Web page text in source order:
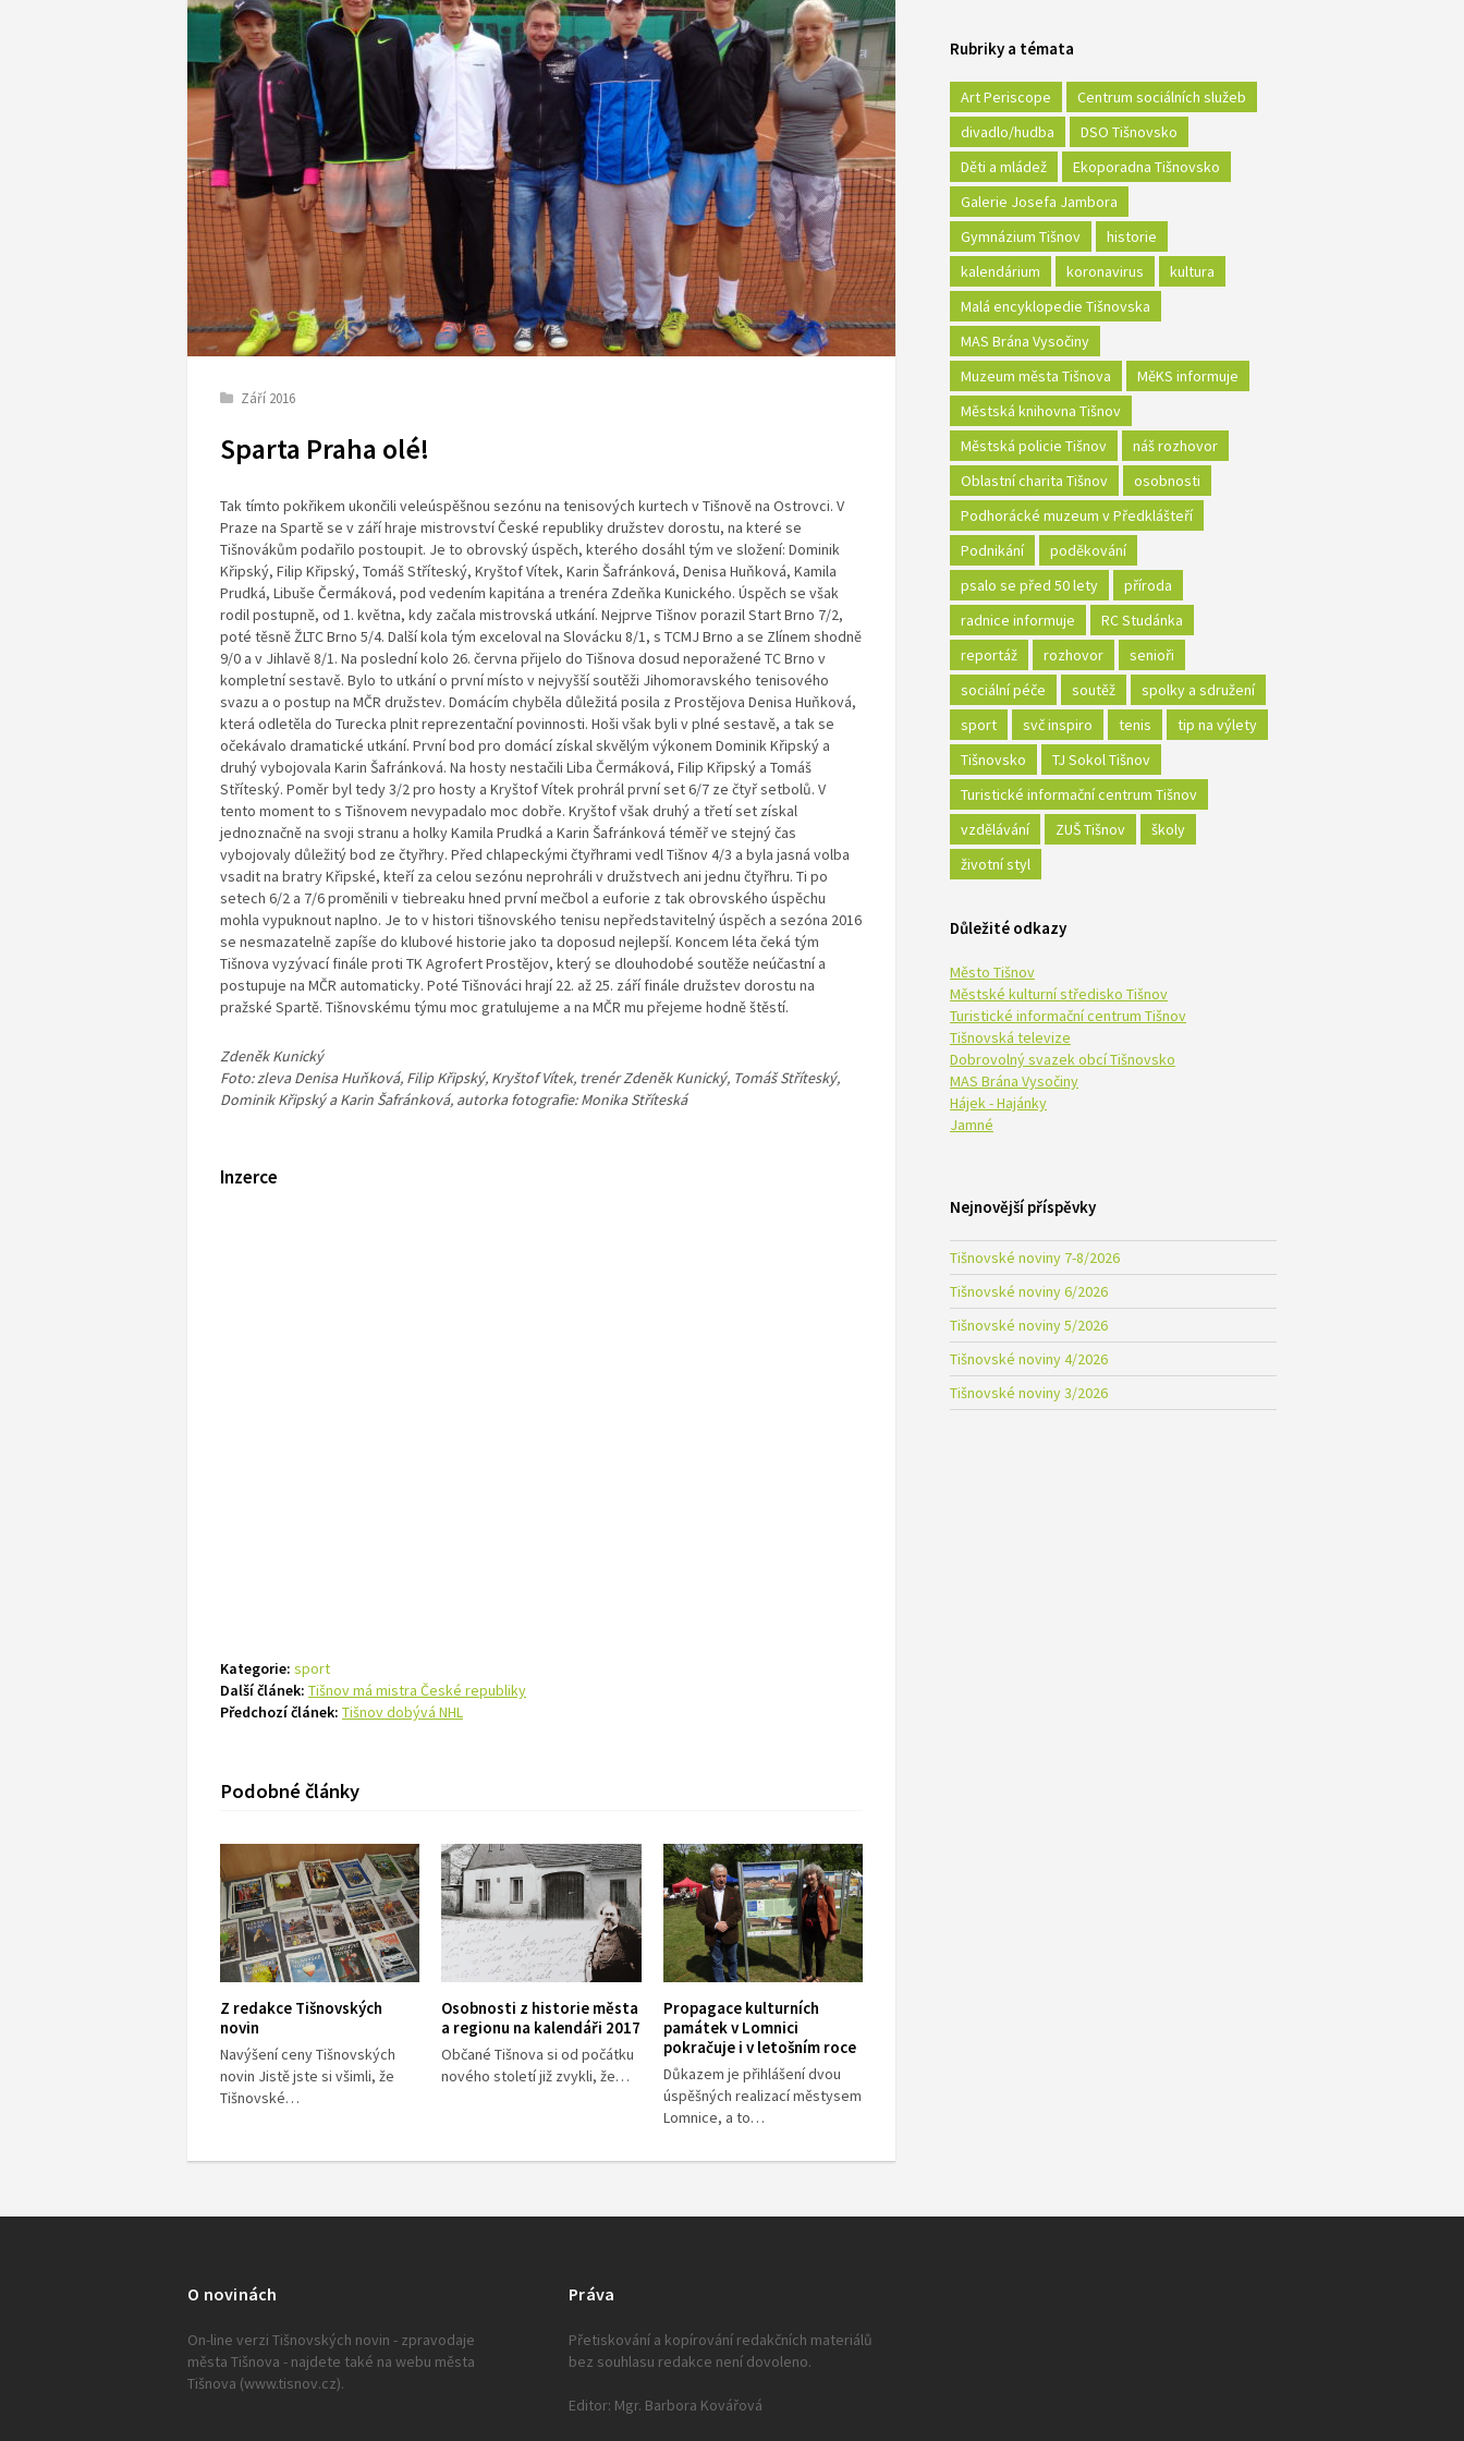
Září 2016
Sparta Praha olé!
Tak tímto pokřikem ukončili veleúspěšnou sezónu na tenisových kurtech v Tišnově na Ostrovci. V
Praze na Spartě se v září hraje mistrovství České republiky družstev dorostu, na které se
Tišnovákům podařilo postoupit. Je to obrovský úspěch, kterého dosáhl tým ve složení: Dominik
Křipský, Filip Křipský, Tomáš Stříteský, Kryštof Vítek, Karin Šafránková, Denisa Huňková, Kamila
Prudká, Libuše Čermáková, pod vedením kapitána a trenéra Zdeňka Kunického. Úspěch se však
rodil postupně, od 1. května, kdy začala mistrovská utkání. Nejprve Tišnov porazil Start Brno 7/2,
poté těsně ŽLTC Brno 5/4. Další kola tým exceloval na Slovácku 8/1, s TCMJ Brno a se Zlínem shodně
9/0 a v Jihlavě 8/1. Na poslední kolo 26. června přijelo do Tišnova dosud neporažené TC Brno v
kompletní sestavě. Bylo to utkání o první místo v nejvyšší soutěži Jihomoravského tenisového
svazu a o postup na MČR družstev. Domácím chyběla důležitá posila z Prostějova Denisa Huňková,
která odletěla do Turecka plnit reprezentační povinnosti. Hoši však byli v plné sestavě, a tak se
očekávalo dramatické utkání. První bod pro domácí získal skvělým výkonem Dominik Křipský a
druhý vybojovala Karin Šafránková. Na hosty nestačili Liba Čermáková, Filip Křipský a Tomáš
Stříteský. Poměr byl tedy 3/2 pro hosty a Kryštof Vítek prohrál první set 6/7 ze čtyř setbolů. V
tento moment to s Tišnovem nevypadalo moc dobře. Kryštof však druhý a třetí set získal
jednoznačně na svoji stranu a holky Kamila Prudká a Karin Šafránková téměř ve stejný čas
vybojovaly důležitý bod ze čtyřhry. Před chlapeckými čtyřhrami vedl Tišnov 4/3 a byla jasná volba
vsadit na bratry Křipské, kteří za celou sezónu neprohráli v družstvech ani jednu čtyřhru. Ti po
setech 6/2 a 7/6 proměnili v tiebreaku hned první mečbol a euforie z tak obrovského úspěchu
mohla vypuknout naplno. Je to v histori tišnovského tenisu nepředstavitelný úspěch a sezóna 2016
se nesmazatelně zapíše do klubové historie jako ta doposud nejlepší. Koncem léta čeká tým
Tišnova vyzývací finále proti TK Agrofert Prostějov, který se dlouhodobé soutěže neúčastní a
postupuje na MČR automaticky. Poté Tišnováci hrají 22. až 25. září finále družstev dorostu na
pražské Spartě. Tišnovskému týmu moc gratulujeme a na MČR mu přejeme hodně štěstí.
Zdeněk Kunický
Foto: zleva Denisa Huňková, Filip Křipský, Kryštof Vítek, trenér Zdeněk Kunický, Tomáš Stříteský,
Dominik Křipský a Karin Šafránková, autorka fotografie: Monika Stříteská
Inzerce
Kategorie: sport
Další článek: Tišnov má mistra České republiky
Předchozí článek: Tišnov dobývá NHL
Podobné články
Z redakce Tišnovských
novin
Navýšení ceny Tišnovských
novin Jistě jste si všimli, že
Tišnovské…
Osobnosti z historie města
a regionu na kalendáři 2017
Občané Tišnova si od počátku
nového století již zvykli, že…
Propagace kulturních
památek v Lomnici
pokračuje i v letošním roce
Důkazem je přihlášení dvou
úspěšných realizací městysem
Lomnice, a to…
Rubriky a témata
Art Periscope
Centrum sociálních služeb
divadlo/hudba
DSO Tišnovsko
Děti a mládež
Ekoporadna Tišnovsko
Galerie Josefa Jambora
Gymnázium Tišnov
historie
kalendárium
koronavirus
kultura
Malá encyklopedie Tišnovska
MAS Brána Vysočiny
Muzeum města Tišnova
MěKS informuje
Městská knihovna Tišnov
Městská policie Tišnov
náš rozhovor
Oblastní charita Tišnov
osobnosti
Podhorácké muzeum v Předklášteří
Podnikání
poděkování
psalo se před 50 lety
příroda
radnice informuje
RC Studánka
reportáž
rozhovor
senioři
sociální péče
soutěž
spolky a sdružení
sport
svč inspiro tenis
tip na výlety
Tišnovsko
TJ Sokol Tišnov
Turistické informační centrum Tišnov
vzdělávání
ZUŠ Tišnov
školy
životní styl
Důležité odkazy
Město Tišnov
Městské kulturní středisko Tišnov
Turistické informační centrum Tišnov
Tišnovská televize
Dobrovolný svazek obcí Tišnovsko
MAS Brána Vysočiny
Hájek - Hajánky
Jamné
Nejnovější příspěvky
Tišnovské noviny 7-8/2026
Tišnovské noviny 6/2026
Tišnovské noviny 5/2026
Tišnovské noviny 4/2026
Tišnovské noviny 3/2026
O novinách
On-line verzi Tišnovských novin - zpravodaje
města Tišnova - najdete také na webu města
Tišnova (www.tisnov.cz).
Práva
Přetiskování a kopírování redakčních materiálů
bez souhlasu redakce není dovoleno.
Editor: Mgr. Barbora Kovářová